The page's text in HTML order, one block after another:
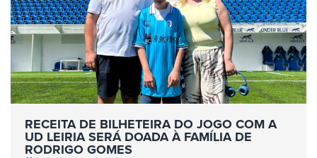
RECEITA DE BILHETEIRA DO JOGO COM A
UD LEIRIA SERÁ DOADA À FAMÍLIA DE
RODRIGO GOMES